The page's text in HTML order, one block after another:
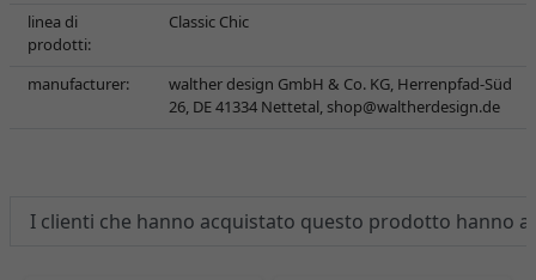
linea di
prodotti:
Classic Chic
manufacturer:
walther design GmbH & Co. KG, Herrenpfad-Süd
26, DE 41334 Nettetal,shop@waltherdesign.de
I clienti che hanno acquistato questo prodotto hanno